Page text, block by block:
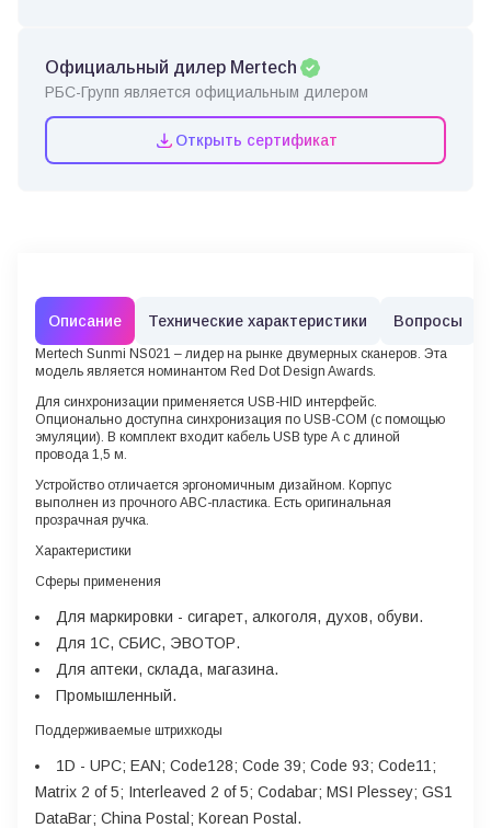
Официальный дилер Mertech
РБС-Групп является официальным дилером
Открыть сертификат
Описание Технические характеристики Вопросы
Mertech Sunmi NS021 – лидер на рынке двумерных сканеров. Эта
модель является номинантом Red Dot Design Awards.
Для синхронизации применяется USB-HID интерфейс.
Опционально доступна синхронизация по USB-COM (с помощью
эмуляции). В комплект входит кабель USB type А с длиной
провода 1,5 м.
Устройство отличается эргономичным дизайном. Корпус
выполнен из прочного АВС-пластика. Есть оригинальная
прозрачная ручка.
Характеристики
Сферы применения
Для маркировки - сигарет, алкоголя, духов, обуви.
Для 1С, СБИС, ЭВОТОР.
Для аптеки, склада, магазина.
Промышленный.
Поддерживаемые штрихкоды
1D - UPC; EAN; Code128; Code 39; Code 93; Code11;
Matrix 2 of 5; Interleaved 2 of 5; Codabar; MSI Plessey; GS1
DataBar; China Postal; Korean Postal.